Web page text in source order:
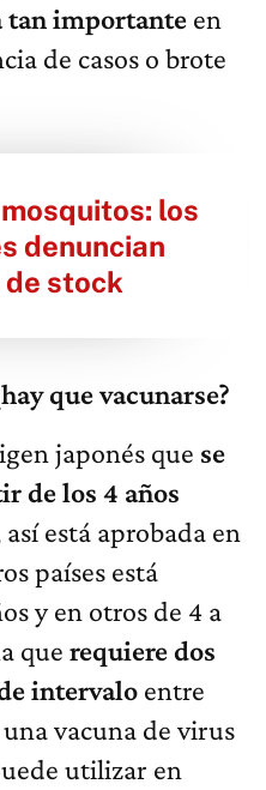
tan importante en
de casos o brote
los
denuncian
stock
que vacunarse?
japonés que se
de los 4 años
así está aprobada en
países está
y en otros de 4 a
que requiere dos
intervalo entre
una vacuna de virus
utilizar en